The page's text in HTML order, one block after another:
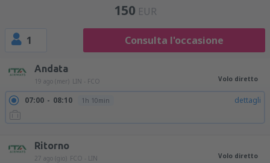
150 EUR
1 Consulta l'occasione
Andata
19 ago (mer) LIN - FCO Volo diretto
07:00 08:10 1h 10min dettagli
Ritorno
27 ago (gio) FCO - LIN Volo diretto